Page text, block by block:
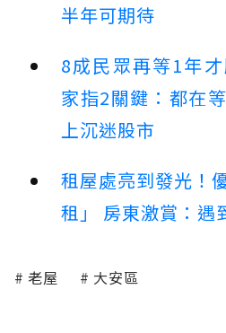
半年可期待
8成民眾再等1年
家指2關鍵：都在
上沉迷股市
租屋處亮到發光！
租」 房東激賞：遇
老屋 大安區